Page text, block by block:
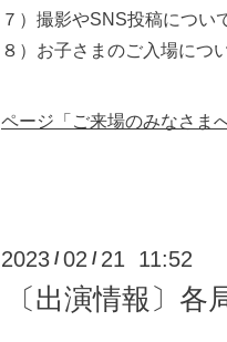
７）撮影やSNS投稿につい
８）お子さまのご入場につ
ページ「ご来場のみなさま
2023 / 02 / 21 11:52
〔出演情報〕